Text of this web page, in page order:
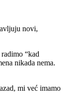
novi,
“kad
nikada nema.
mi već imamo